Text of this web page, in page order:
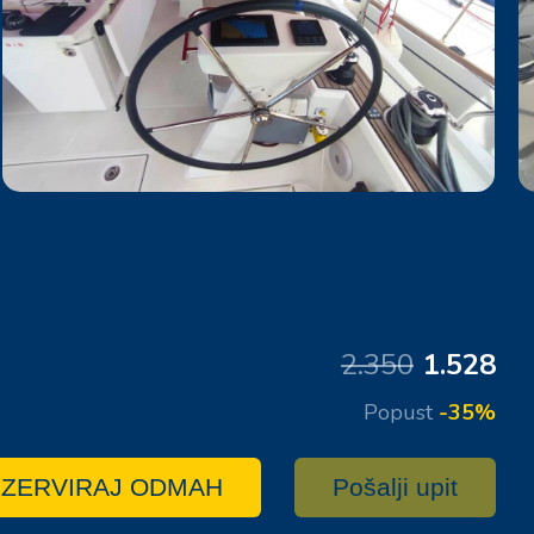
2.350 1.528
Popust -35%
ODMAH Pošalji upit